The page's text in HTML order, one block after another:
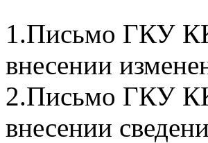
1.Письмо ГКУ
внесении
2.Письмо ГКУ
внесении